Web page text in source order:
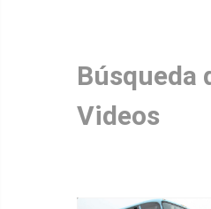
Búsqueda
Videos